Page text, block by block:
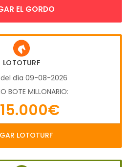
EL GORDO
LOTOTURF
día 09-08-2026
BOTE MILLONARIO:
LOTOTURF